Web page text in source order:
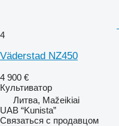
4
Väderstad NZ450
4 900 €
Культиватор
Литва, Mažeikiai
UAB “Kunista”
Связаться с продавцом